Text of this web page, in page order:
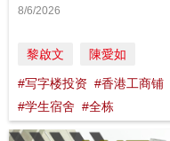
8/6/2026
黎啟文 陳愛如
#写字楼投资 #香港工商铺
#学生宿舍 #全栋